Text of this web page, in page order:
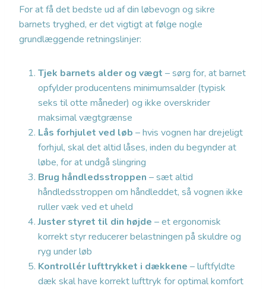
For at få det bedste ud af din løbevogn og sikre
barnets tryghed, er det vigtigt at følge nogle
grundlæggende retningslinjer:
Tjek barnets alder og vægt – sørg for, at barnet
opfylder producentens minimumsalder (typisk
seks til otte måneder) og ikke overskrider
maksimal vægtgrænse
Lås forhjulet ved løb – hvis vognen har drejeligt
forhjul, skal det altid låses, inden du begynder at
løbe, for at undgå slingring
Brug håndledsstroppen – sæt altid
håndledsstroppen om håndleddet, så vognen ikke
ruller væk ved et uheld
Juster styret til din højde – et ergonomisk
korrekt styr reducerer belastningen på skuldre og
ryg under løb
Kontrollér lufttrykket i dækkene – luftfyldte
dæk skal have korrekt lufttryk for optimal komfort